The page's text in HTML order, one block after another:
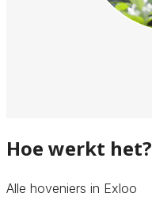
Hoe werkt het?
Alle hoveniers in Exloo